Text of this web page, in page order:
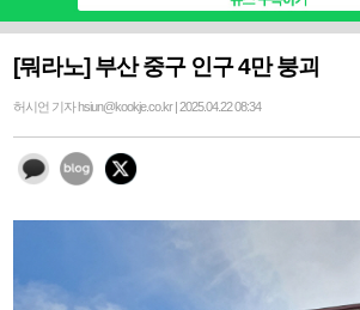
[뭐라노] 부산 중구 인구 4만 붕괴
허시언 기자 hsiun@kookje.co.kr | 2025.04.22 08:34